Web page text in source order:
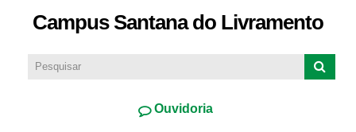
Campus Santana do Livramento
Ouvidoria